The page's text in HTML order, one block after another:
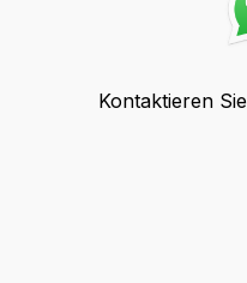
Kontaktieren